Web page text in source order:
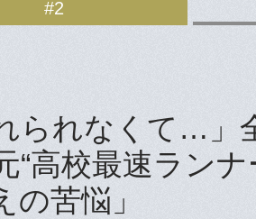
#2
られなくて…」
高校最速ランナ
苦悩」